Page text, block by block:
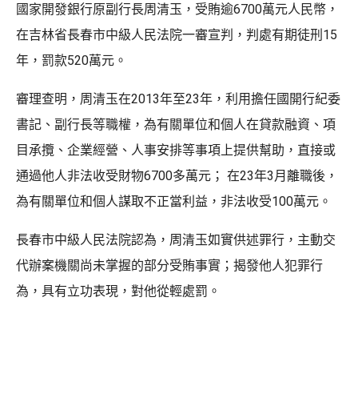
國家開發銀行原副行長周清玉，受賄逾6700萬元人民幣，
在吉林省長春市中級人民法院一審宣判，判處有期徒刑15
年，罰款520萬元。
審理查明，周清玉在2013年至23年，利用擔任國開行紀委
書記、副行長等職權，為有關單位和個人在貸款融資、項
目承攬、企業經營、人事安排等事項上提供幫助，直接或
通過他人非法收受財物6700多萬元； 在23年3月離職後，
為有關單位和個人謀取不正當利益，非法收受100萬元。
長春市中級人民法院認為，周清玉如實供述罪行，主動交
代辦案機關尚未掌握的部分受賄事實；揭發他人犯罪行
為，具有立功表現，對他從輕處罰。